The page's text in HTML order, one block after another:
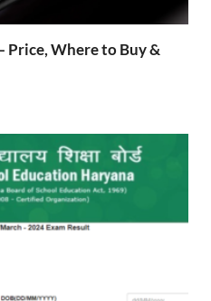
Price, Where to Buy &